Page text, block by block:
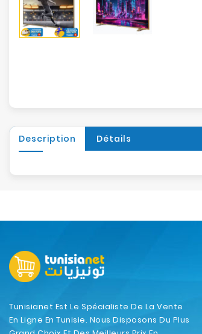
Description Détails
Tunisianet Est Le Spécialiste De La Vente
En Ligne En Tunisie. Nous Disposons Du Plus